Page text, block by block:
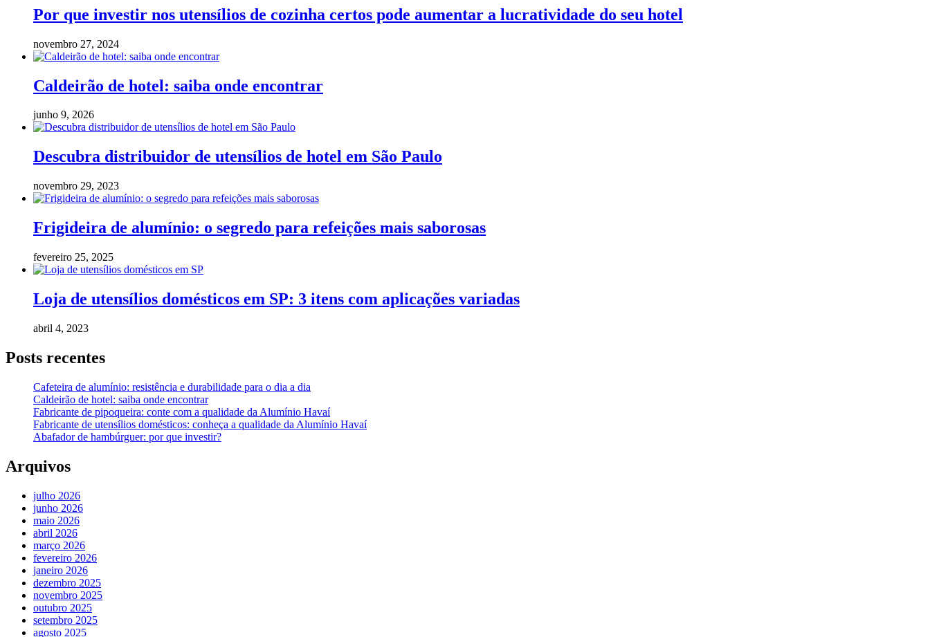
Por que investir nos utensílios de cozinha certos pode aumentar a lucratividade do seu hotel
novembro 27, 2024
Caldeirão de hotel: saiba onde encontrar
junho 9, 2026
Descubra distribuidor de utensílios de hotel em São Paulo
novembro 29, 2023
Frigideira de alumínio: o segredo para refeições mais saborosas
fevereiro 25, 2025
Loja de utensílios domésticos em SP: 3 itens com aplicações variadas
abril 4, 2023
Posts recentes
Cafeteira de alumínio: resistência e durabilidade para o dia a dia
Caldeirão de hotel: saiba onde encontrar
Fabricante de pipoqueira: conte com a qualidade da Alumínio Havaí
Fabricante de utensílios domésticos: conheça a qualidade da Alumínio Havaí
Abafador de hambúrguer: por que investir?
Arquivos
julho 2026
junho 2026
maio 2026
abril 2026
março 2026
fevereiro 2026
janeiro 2026
dezembro 2025
novembro 2025
outubro 2025
setembro 2025
agosto 2025